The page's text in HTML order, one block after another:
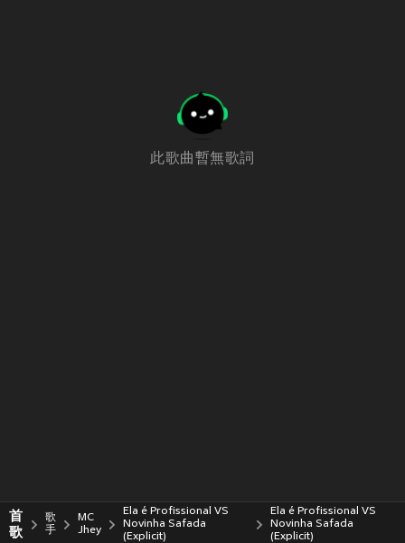
此歌曲暫無歌詞
首
歌
歌
手
MC
Jhey
Ela é Profissional VS
Novinha Safada
(Explicit)
Ela é Profissional VS
Novinha Safada
(Explicit)